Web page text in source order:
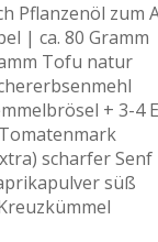
Pflanzenöl zum
| ca. 80 Gramm
Tofu natur
+ 3-4
scharfer Senf
süß